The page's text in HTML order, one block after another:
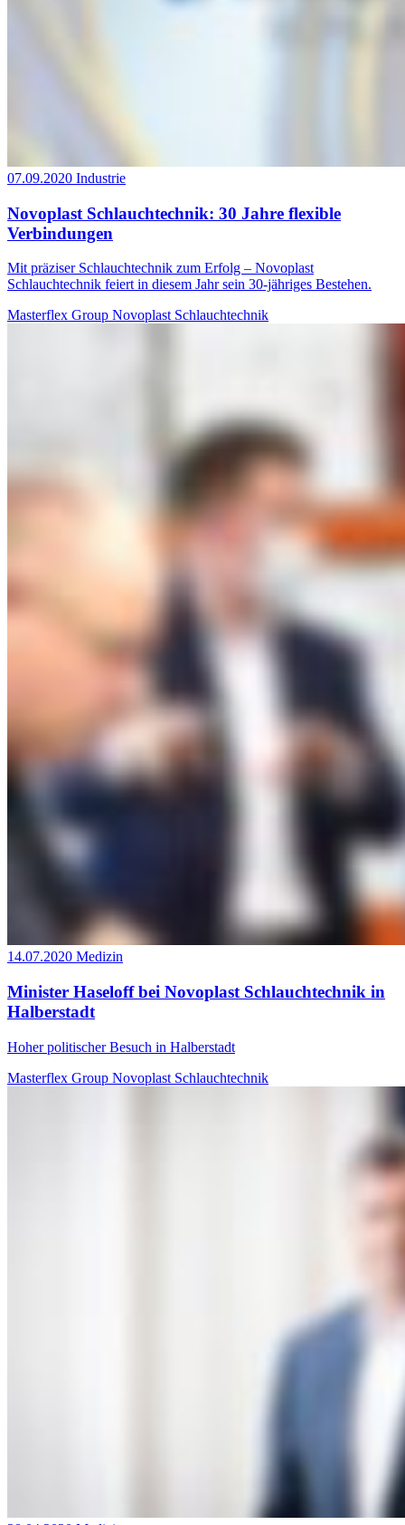
07.09.2020 Industrie
Novoplast Schlauchtechnik: 30 Jahre flexible
Verbindungen
Mit präziser Schlauchtechnik zum Erfolg – Novoplast
Schlauchtechnik feiert in diesem Jahr sein 30-jähriges Bestehen.
Masterflex Group Novoplast Schlauchtechnik
14.07.2020 Medizin
Minister Haseloff bei Novoplast Schlauchtechnik in
Halberstadt
Hoher politischer Besuch in Halberstadt
Masterflex Group Novoplast Schlauchtechnik